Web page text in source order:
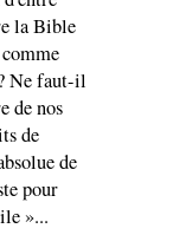
la Bible
Ne faut-il
de nos
de
de
pour
»...